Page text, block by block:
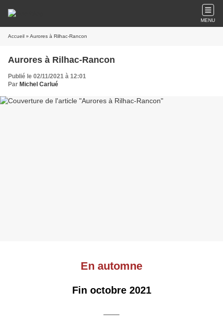
MENU
Accueil » Aurores à Rilhac-Rancon
Aurores à Rilhac-Rancon
Publié le 02/11/2021 à 12:01
Par Michel Carlué
En automne
Fin octobre 2021